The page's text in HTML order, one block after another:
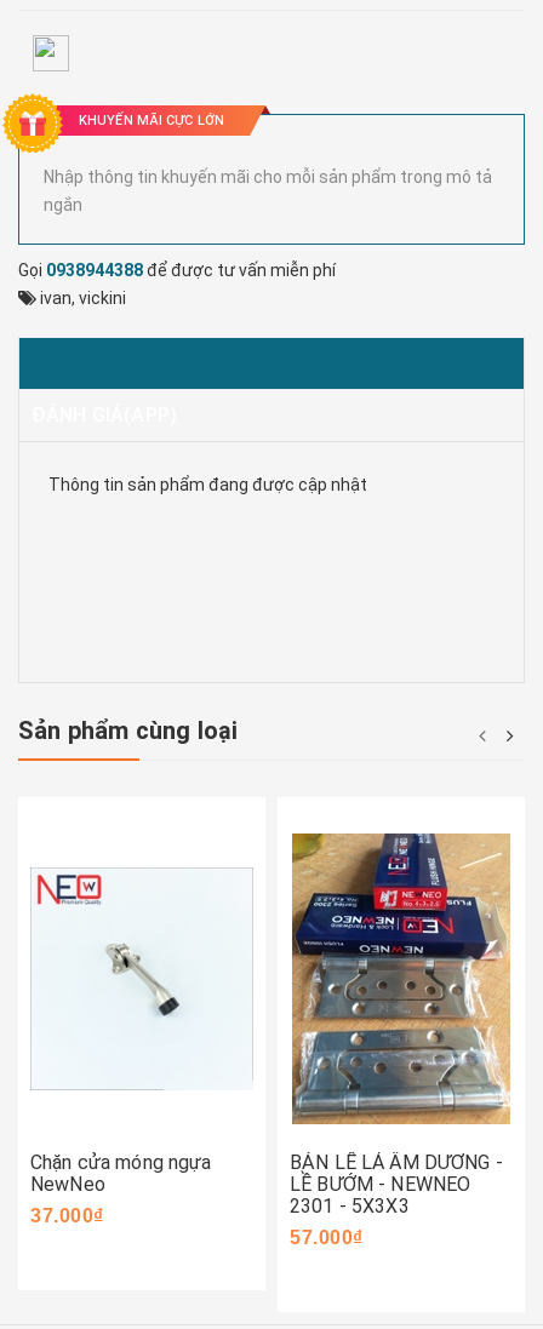
KHUYẾN MÃI CỰC LỚN
Nhập thông tin khuyến mãi cho mỗi sản phẩm trong mô tả
ngắn
Gọi 0938944388để được tư vấn miễn phí
ivan, vickini
Thông tin sản phẩm đang được cập nhật
Sản phẩm cùng loại
Chặn cửa móng ngựa
NewNeo
37.000₫
BẢN LỀ LÁ ÂM DƯƠNG -
LỀ BƯỚM - NEWNEO
2301 - 5X3X3
57.000₫